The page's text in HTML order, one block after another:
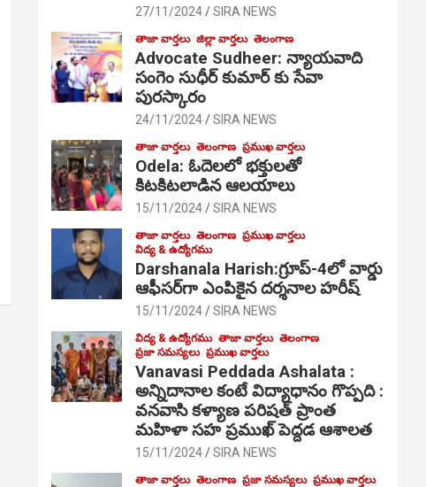
27/11/2024 SIRA NEWS
తాజా వార్తలు జిల్లా వార్తలు తెలంగాణ
Advocate Sudheer: న్యాయవాది
సంగెం సుధీర్ కుమార్ కు సేవా
పురస్కారం
24/11/2024 SIRA NEWS
తాజా వార్తలు తెలంగాణ ప్రముఖ వార్తలు
Odela: ఓదెల‌లో భక్తులతో
కిటకిటలాడిన ఆల‌యాలు
15/11/2024 SIRA NEWS
తాజా వార్తలు తెలంగాణ ప్రముఖ వార్తలు
విద్య & ఉద్యోగము
Darshanala Harish:గ్రూప్-4లో వార్డు
ఆఫీసర్‌గా ఎంపికైన దర్శనాల హరీష్
15/11/2024 SIRA NEWS
విద్య & ఉద్యోగము తాజా వార్తలు తెలంగాణ
ప్రజా సమస్యలు ప్రముఖ వార్తలు
Vanavasi Peddada Ashalata :
అన్నిదానాల కంటే విద్యాధానం గొప్పది :
వనవాసి కళ్యాణ పరిషత్ ప్రాంత
మహిళా సహ ప్రముఖ్ పెద్దడ ఆశాలత
15/11/2024 SIRA NEWS
తాజా వార్తలు తెలంగాణ ప్రజా సమస్యలు ప్రముఖ వార్తలు